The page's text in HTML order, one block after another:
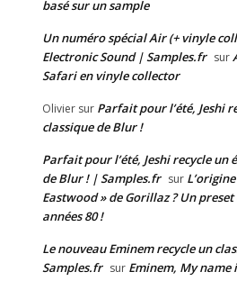
basé sur un sample
Un numéro spécial Air (+ vinyle
Electronic Sound | Samples.fr sur
Safari en vinyle collector
Olivier sur Parfait pour l’été, Jeshi
classique de Blur !
Parfait pour l’été, Jeshi recycle un
de Blur ! | Samples.fr sur
Eastwood » de Gorillaz ? Un preset
années 80 !
Le nouveau Eminem recycle un
Samples.fr sur Eminem, My name